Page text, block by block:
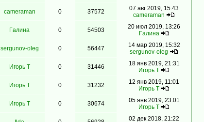
cameraman 0 37572
07 авг 2019, 15:43
cameraman
Гaлинa 0 54503
20 июл 2019, 13:26
Гaлинa
sergunov-oleg 0 56447
14 мар 2019, 15:32
sergunov-oleg
Игорь Т 0 31446
18 янв 2019, 21:31
Игорь Т
Игорь Т 0 31232
12 янв 2019, 11:01
Игорь Т
Игорь Т 0 30674
05 янв 2019, 23:01
Игорь Т
02 дек 2018, 21:22